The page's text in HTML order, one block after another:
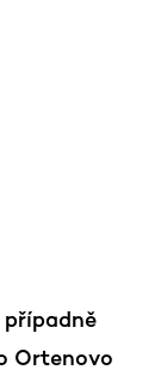
Ortenovo